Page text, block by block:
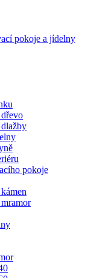
pokoje